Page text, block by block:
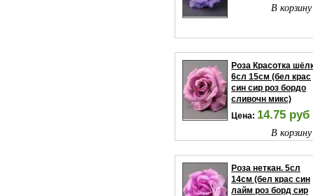
В
Роза Красотка
6сл 15см (бел крас
син сир роз бордо
сливочн микс)
Цена: 14.75 руб
В
Роза неткан. 5сл
14см (бел крас син
лайм роз борд сир